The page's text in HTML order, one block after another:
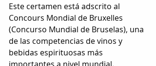
Este certamen está adscrito al
Concours Mondial de Bruxelles
(Concurso Mundial de Bruselas), una
de las competencias de vinos y
bebidas espirituosas más